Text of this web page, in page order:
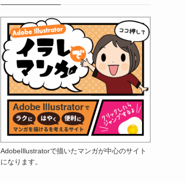
AdobeIllustratorで描いたマンガが中心のサイト
になります。